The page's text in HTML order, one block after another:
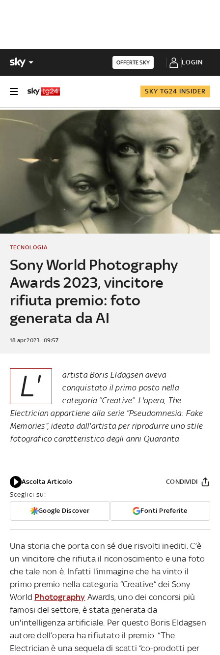
OFFERTE SKY LOGIN
SKY TG24 INSIDER
Sony World Photography
Awards 2023, vincitore
rifiuta premio: foto
generata da AI
TECNOLOGIA
18 apr 2023 - 09:57
L'
artista Boris Eldagsen aveva
conquistato il primo posto nella
categoria “Creative”. L'opera, The
Electrician appartiene alla serie “Pseudomnesia: Fake
Memories”, ideata dall'artista per riprodurre uno stile
fotografico caratteristico degli anni Quaranta
Ascolta Articolo
Sceglici su:
Google Discover Fonti Preferite
CONDIVIDI
Una storia che porta con sé due risvolti inediti. C’è
un vincitore che rifiuta il riconoscimento e una foto
che tale non è. Infatti l'immagine che ha vinto il
primo premio nella categoria “Creative” dei Sony
World Photography Awards, uno dei concorsi più
famosi del settore, è stata generata da
un'intelligenza artificiale. Per questo Boris Eldagsen
autore dell’opera ha rifiutato il premio. “The
Electrician è una sequela di scatti “co-prodotti per